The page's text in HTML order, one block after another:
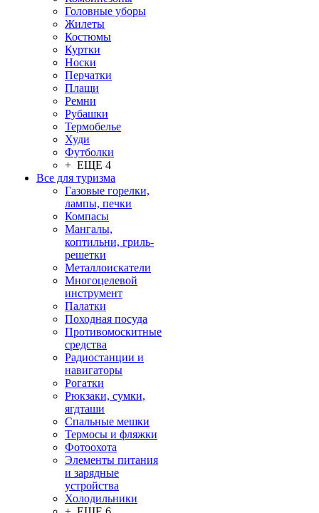
Головные уборы
Жилеты
Костюмы
Куртки
Носки
Перчатки
Плащи
Ремни
Рубашки
Термобелье
Худи
Футболки
+ ЕЩЕ 4
Все для туризма
Газовые горелки,
лампы, печки
Компасы
Мангалы,
коптильни, гриль-
решетки
Металлоискатели
Многоцелевой
инструмент
Палатки
Походная посуда
Противомоскитные
средства
Радиостанции и
навигаторы
Рогатки
Рюкзаки, сумки,
ягдташи
Спальные мешки
Термосы и фляжки
Фотоохота
Элементы питания
и зарядные
устройства
Холодильники